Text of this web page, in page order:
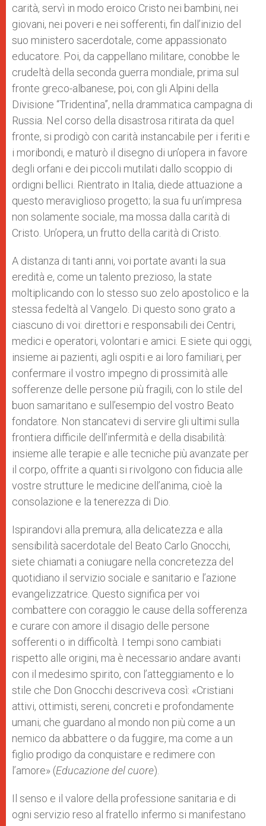
carità, servì in modo eroico Cristo nei bambini, nei
giovani, nei poveri e nei sofferenti, fin dall’inizio del
suo ministero sacerdotale, come appassionato
educatore. Poi, da cappellano militare, conobbe le
crudeltà della seconda guerra mondiale, prima sul
fronte greco-albanese, poi, con gli Alpini della
Divisione “Tridentina”, nella drammatica campagna di
Russia. Nel corso della disastrosa ritirata da quel
fronte, si prodigò con carità instancabile per i feriti e
i moribondi, e maturò il disegno di un’opera in favore
degli orfani e dei piccoli mutilati dallo scoppio di
ordigni bellici. Rientrato in Italia, diede attuazione a
questo meraviglioso progetto; la sua fu un’impresa
non solamente sociale, ma mossa dalla carità di
Cristo. Un’opera, un frutto della carità di Cristo.
A distanza di tanti anni, voi portate avanti la sua
eredità e, come un talento prezioso, la state
moltiplicando con lo stesso suo zelo apostolico e la
stessa fedeltà al Vangelo. Di questo sono grato a
ciascuno di voi: direttori e responsabili dei Centri,
medici e operatori, volontari e amici. E siete qui oggi,
insieme ai pazienti, agli ospiti e ai loro familiari, per
confermare il vostro impegno di prossimità alle
sofferenze delle persone più fragili, con lo stile del
buon samaritano e sull’esempio del vostro Beato
fondatore. Non stancatevi di servire gli ultimi sulla
frontiera difficile dell’infermità e della disabilità:
insieme alle terapie e alle tecniche più avanzate per
il corpo, offrite a quanti si rivolgono con fiducia alle
vostre strutture le medicine dell’anima, cioè la
consolazione e la tenerezza di Dio.
Ispirandovi alla premura, alla delicatezza e alla
sensibilità sacerdotale del Beato Carlo Gnocchi,
siete chiamati a coniugare nella concretezza del
quotidiano il servizio sociale e sanitario e l’azione
evangelizzatrice. Questo significa per voi
combattere con coraggio le cause della sofferenza
e curare con amore il disagio delle persone
sofferenti o in difficoltà. I tempi sono cambiati
rispetto alle origini, ma è necessario andare avanti
con il medesimo spirito, con l’atteggiamento e lo
stile che Don Gnocchi descriveva così: «Cristiani
attivi, ottimisti, sereni, concreti e profondamente
umani; che guardano al mondo non più come a un
nemico da abbattere o da fuggire, ma come a un
figlio prodigo da conquistare e redimere con
l’amore» (Educazione del cuore).
Il senso e il valore della professione sanitaria e di
ogni servizio reso al fratello infermo si manifestano